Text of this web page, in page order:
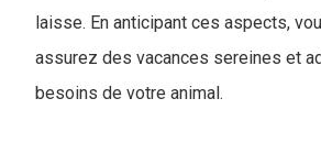
laisse. En anticipant ces aspects,
assurez des vacances sereines et
besoins de votre animal.